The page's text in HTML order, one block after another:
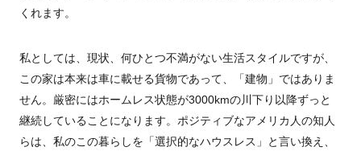
くれます。
私としては、現状、何ひとつ不満がない生活スタイルですが、
この家は本来は車に載せる貨物であって、「建物」ではありま
せん。厳密にはホームレス状態が3000kmの川下り以降ずっと
継続していることになります。ポジティブなアメリカ人の知人
らは、私のこの暮らしを「選択的なハウスレス」と言い換え、